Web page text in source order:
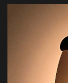
вращающимся
Этот ночной
продавцов
современными